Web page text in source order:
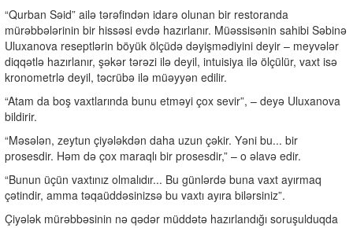
“Qurban Səid” ailə tərəfindən idarə olunan bir restoranda
mürəbbələrinin bir hissəsi evdə hazırlanır. Müəssisənin sahibi Səbinə
Uluxanova reseptlərin böyük ölçüdə dəyişmədiyini deyir – meyvələr
diqqətlə hazırlanır, şəkər tərəzi ilə deyil, intuisiya ilə ölçülür, vaxt isə
kronometrlə deyil, təcrübə ilə müəyyən edilir.
“Atam da boş vaxtlarında bunu etməyi çox sevir”, – deyə Uluxanova
bildirir.
“Məsələn, zeytun çiyələkdən daha uzun çəkir. Yəni bu... bir
prosesdir. Həm də çox maraqlı bir prosesdir,” – o əlavə edir.
“Bunun üçün vaxtınız olmalıdır... Bu günlərdə buna vaxt ayırmaq
çətindir, amma təqaüddəsinizsə bu vaxtı ayıra bilərsiniz”.
Çiyələk mürəbbəsinin nə qədər müddətə hazırlandığı soruşulduqda